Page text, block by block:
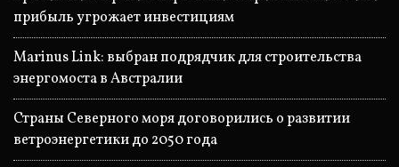
прибыль угрожает инвестициям
Marinus Link: выбран подрядчик для строительства
энергомоста в Австралии
Страны Северного моря договорились о развитии
ветроэнергетики до 2050 года